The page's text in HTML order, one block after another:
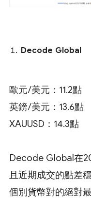
Decode Global
歐元/美元：11.2點
英鎊/美元：13.6點
XAUUSD：14.3點
Decode Global在
且近期成交的點差
個別貨幣對的絕對